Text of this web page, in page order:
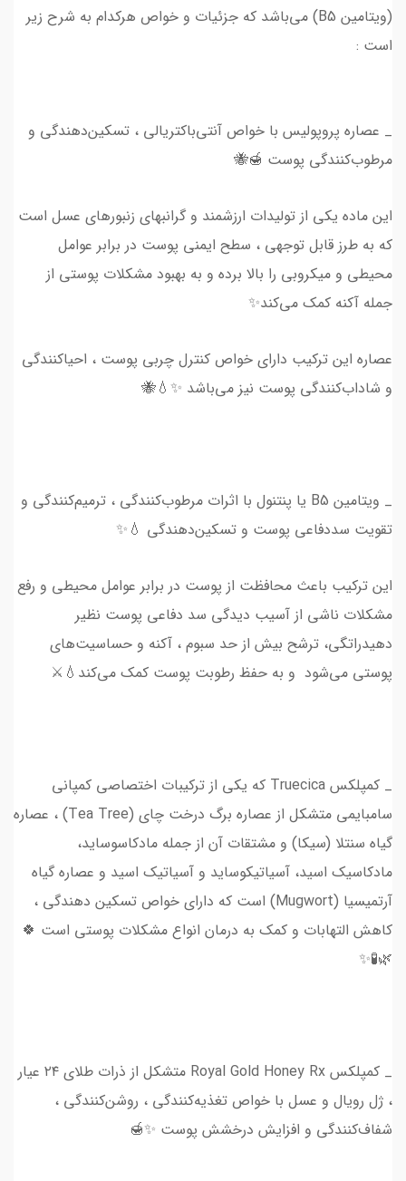
(ویتامین B5) می‌باشد که جزئیات و خواص هرکدام به شرح زیر
است :
_ عصاره پروپولیس با خواص آنتی‌باکتریالی ، تسکین‌دهندگی و
مرطوب‌کنندگی پوست 🍯🐝
این ماده یکی از تولیدات ارزشمند و گرانبهای زنبورهای عسل است
که به طرز قابل توجهی ، سطح ایمنی پوست در برابر عوامل
محیطی و میکروبی را بالا برده و به بهبود مشکلات پوستی از
جمله آکنه کمک می‌کند✨
عصاره این ترکیب دارای خواص کنترل چربی پوست ، احیاکنندگی
و شاداب‌کنندگی پوست نیز می‌باشد ✨💧🐝
_ ویتامین B5 یا پنتنول با اثرات مرطوب‌کنندگی ، ترمیم‌کنندگی و
تقویت سد‌دفاعی پوست و تسکین‌دهندگی 💧✨
این ترکیب باعث محافظت از پوست در برابر عوامل محیطی و رفع
مشکلات ناشی از آسیب دیدگی سد دفاعی پوست نظیر
دهیدراتگی، ترشح بیش از حد سبوم ، آکنه و حساسیت‌های
پوستی می‌شود و به حفظ رطوبت پوست کمک می‌کند💧⚔️
_ کمپلکس Truecica که یکی از ترکیبات اختصاصی کمپانی
سامبایمی متشکل از عصاره برگ درخت چای (Tea Tree) ، عصاره
گیاه سنتلا (سیکا) و مشتقات آن از جمله مادکاسوساید،
مادکاسیک اسید، آسیاتیکوساید و آسیاتیک اسید و عصاره گیاه
آرتمیسیا (Mugwort) است که دارای خواص تسکین دهندگی ،
کاهش التهابات و کمک به درمان انواع مشکلات پوستی است 🍀
🌿🧪✨
_ کمپلکس Royal Gold Honey Rx متشکل از ذرات طلای ۲۴ عیار
، ژل رویال و عسل با خواص تغذیه‌کنندگی ، روشن‌کنندگی ،
شفاف‌کنندگی و افزایش درخشش پوست ✨🍯